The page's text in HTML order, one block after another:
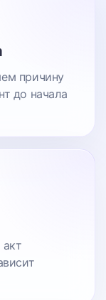
причину
до начала